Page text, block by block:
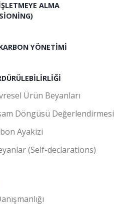
ALMA
YÖNETIMI
Ürün Beyanları
Döngüsü Değerlendirmesi
Ayakizi
(Self-declarations)